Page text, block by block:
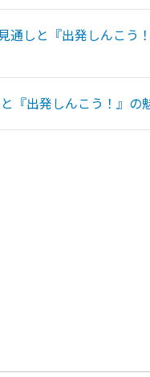
通しと『出発しんこう
『出発しんこう！』の